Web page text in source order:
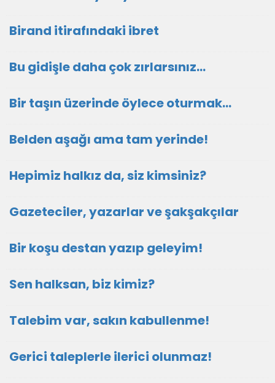
Birand itirafındaki ibret
Bu gidişle daha çok zırlarsınız…
Bir taşın üzerinde öylece oturmak…
Belden aşağı ama tam yerinde!
Hepimiz halkız da, siz kimsiniz?
Gazeteciler, yazarlar ve şakşakçılar
Bir koşu destan yazıp geleyim!
Sen halksan, biz kimiz?
Talebim var, sakın kabullenme!
Gerici taleplerle ilerici olunmaz!